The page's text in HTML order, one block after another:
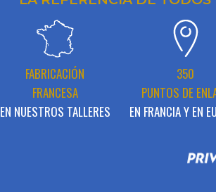
FABRICACIÓN
FRANCESA
EN NUESTROS TALLERES
350
PUNTOS DE
EN FRANCIA Y EN